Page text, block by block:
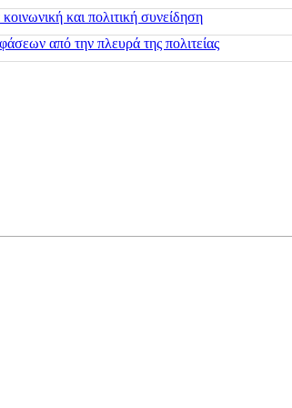
και πολιτική συνείδηση
από την πλευρά της πολιτείας